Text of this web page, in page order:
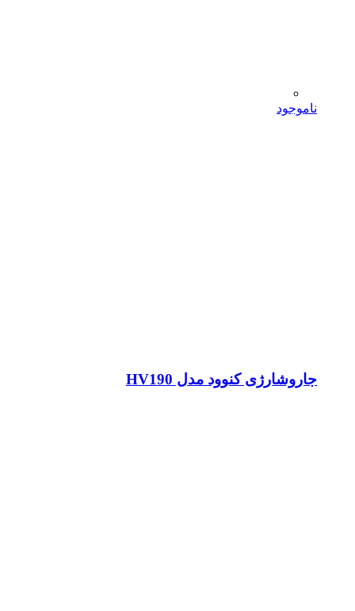
ناموجود
جاروشارژی کنوود مدل HV190